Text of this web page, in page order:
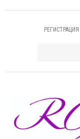
РЕГИСТРАЦИЯ